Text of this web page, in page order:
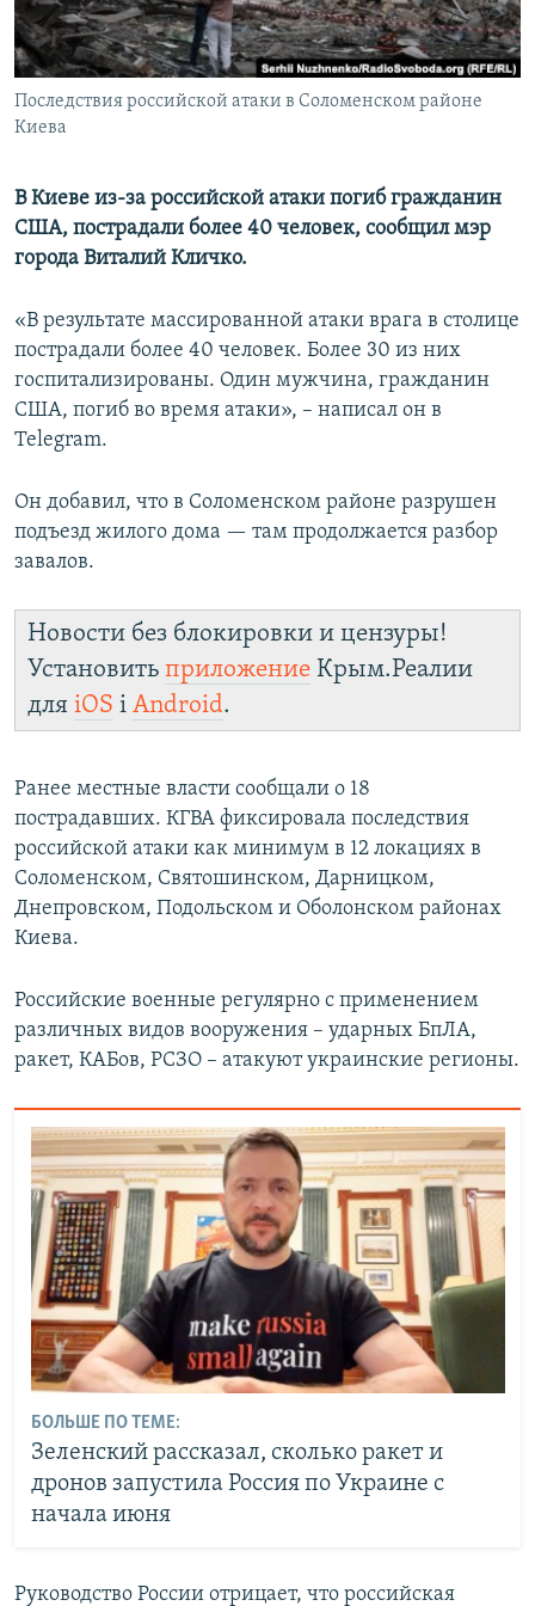
ПОБЕДИТЕЛЕЙ НЕ СУДЯТ?
КРЫМ.НЕПОКОРЕННЫЙ
ELIFBE
ПРИСОЕДИНЯЙТЕСЬ!
Последствия российской атаки в Соломенском районе
Киева
В Киеве из-за российской атаки погиб гражданин
США, пострадали более 40 человек, сообщил мэр
города Виталий Кличко.
«В результате массированной атаки врага в столице
пострадали более 40 человек. Более 30 из них
госпитализированы. Один мужчина, гражданин
США, погиб во время атаки», – написал он в
Telegram.
Он добавил, что в Соломенском районе разрушен
подъезд жилого дома — там продолжается разбор
завалов.
Новости без блокировки и цензуры!
Установить приложение Крым.Реалии
для iOS і Android.
Ранее местные власти сообщали о 18
пострадавших. КГВА фиксировала последствия
российской атаки как минимум в 12 локациях в
Соломенском, Святошинском, Дарницком,
Днепровском, Подольском и Оболонском районах
Киева.
Российские военные регулярно с применением
различных видов вооружения – ударных БпЛА,
ракет, КАБов, РСЗО – атакуют украинские регионы.
БОЛЬШЕ ПО ТЕМЕ:
Зеленский рассказал, сколько ракет и
дронов запустила Россия по Украине с
начала июня
Руководство России отрицает, что российская